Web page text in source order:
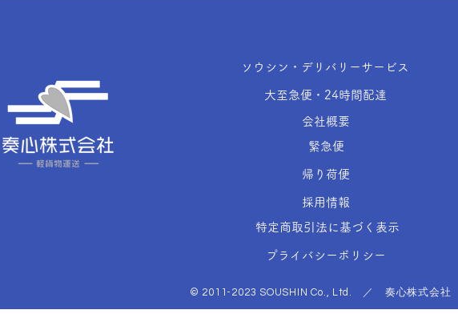
ソウシン・デリバリーサービス
大至急便・24時間配達
© 2011-2023 SOUSHIN Co., Ltd. ／ 奏心株式会社
会社概要
採用情報
特定商取引法に基づく表示
プライバシーポリシー
緊急便
帰り荷便